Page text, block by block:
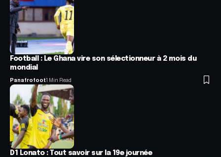
Football : Le Ghana vire son sélectionneur à 2 mois du
mondial
Panafrofoot1 Min Read
D1 Lonato : Tout savoir sur la 19e journée